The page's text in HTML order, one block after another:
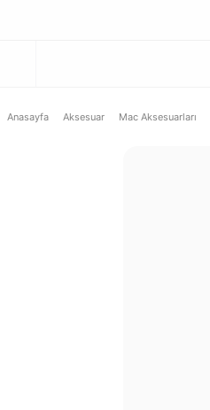
Anasayfa Aksesuar Mac Aksesuarları